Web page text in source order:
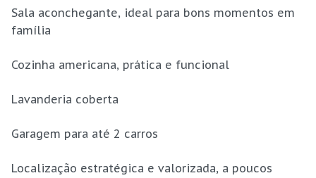
Sala aconchegante, ideal para bons momentos em
família
Cozinha americana, prática e funcional
Lavanderia coberta
Garagem para até 2 carros
Localização estratégica e valorizada, a poucos